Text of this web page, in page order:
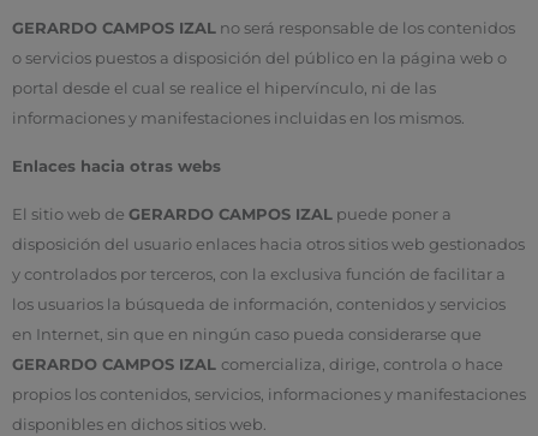
GERARDO CAMPOS IZAL no será responsable de los contenidos
o servicios puestos a disposición del público en la página web o
portal desde el cual se realice el hipervínculo, ni de las
informaciones y manifestaciones incluidas en los mismos.
Enlaces hacia otras webs
El sitio web de GERARDO CAMPOS IZAL puede poner a
disposición del usuario enlaces hacia otros sitios web gestionados
y controlados por terceros, con la exclusiva función de facilitar a
los usuarios la búsqueda de información, contenidos y servicios
en Internet, sin que en ningún caso pueda considerarse que
GERARDO CAMPOS IZAL comercializa, dirige, controla o hace
propios los contenidos, servicios, informaciones y manifestaciones
disponibles en dichos sitios web.